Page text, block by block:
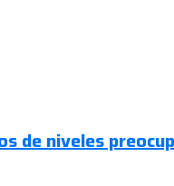
de niveles